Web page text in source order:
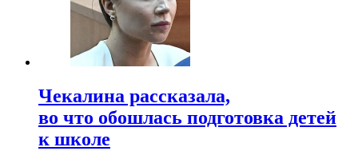
Чекалина рассказала,
во что обошлась подготовка детей
к школе